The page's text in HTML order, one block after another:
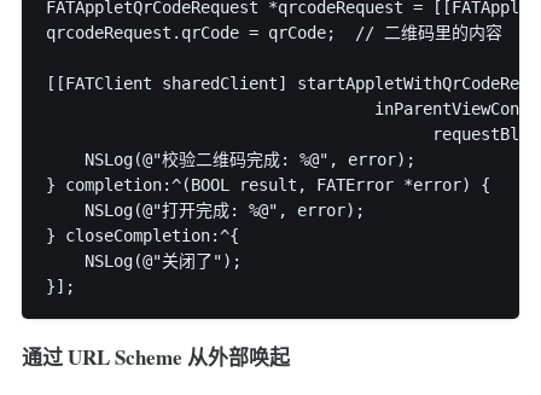
FATAppletQrCodeRequest *qrcodeRequest =
qrcodeRequest.qrCode = qrCode;  // 二维码里的内容
[[FATClient sharedClient]
    NSLog(@"校验二维码完成: %@", error);
} completion:^(BOOL result, FATError *error) {
    NSLog(@"打开完成: %@", error);
} closeCompletion:^{
    NSLog(@"关闭了");
通过 URL Scheme 从外部唤起